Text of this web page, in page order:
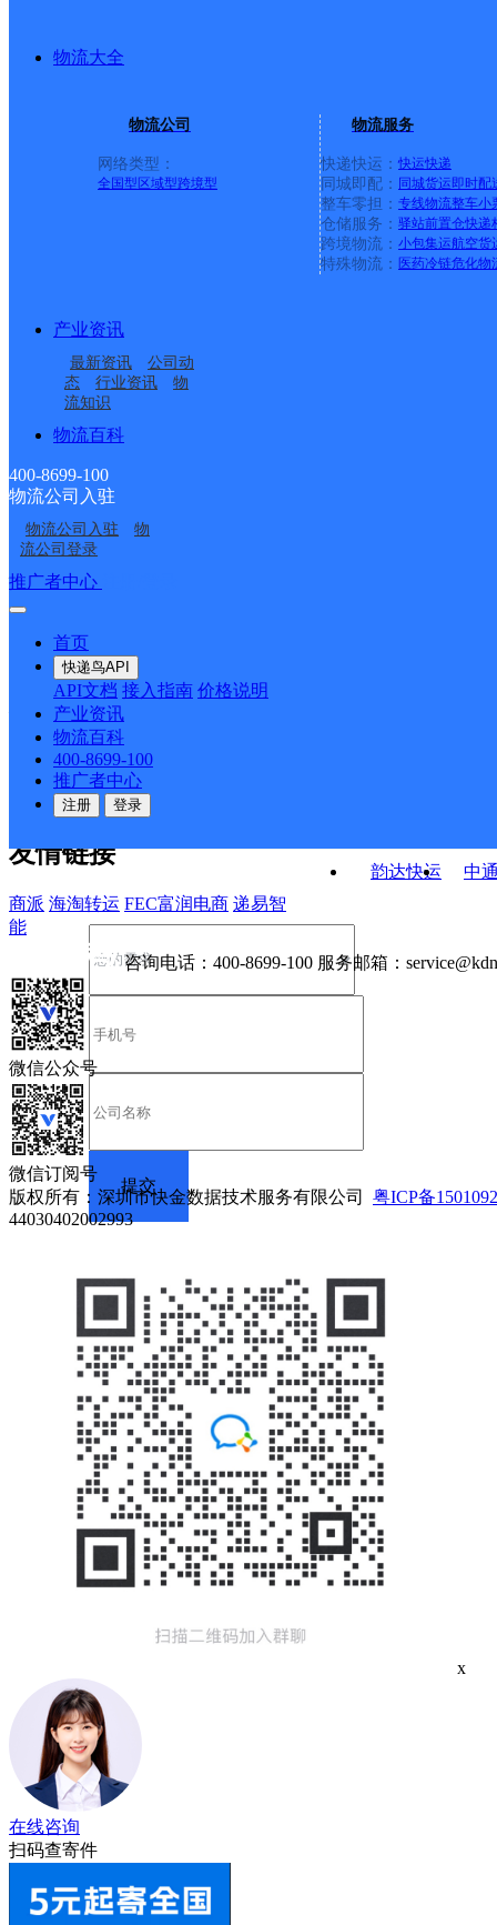
物流大全
物流公司
网络类型：
全国型 区域型跨境型
物流服务
快递快运： 快运快递
同城即配： 同城货运即时配
整车零担： 专线物流整车小
仓储服务： 驿站前置仓快递
跨境物流： 小包集运航空货
特殊物流： 医药冷链危化物
产业资讯
最新资讯
公司动
态
行业资讯
物
流知识
物流百科
400-8699-100
物流公司入驻
物流公司入驻
物
流公司登录
推广者中心
首页
快递鸟API
API文档 接入指南 价格说明
产业资讯
物流百科
400-8699-100
推广者中心
注册 登录
中国邮政集团有限公司新疆维吾尔自治区叶城县
分部
辽宁灯塔市公司铁西便
民寄存点
辽宁灯塔市公司
辽宁灯塔市公司
罗大台邮政支局
西大窑邮政支局
铧西新村邮政支局
韵达快运
中
接口API
API接口 DEMO下载
关于我们
公司介绍 企业动态
合作伙伴 快递鸟接口服务协议
户隐私政策
友情链接
商派 海淘转运 FEC富润电商 递易智
能
咨询电话： 400-8699-100 服务邮箱：
微信公众号
微信订阅号
版权所有：深圳市快金数据技术服务有限公司 粤ICP备
44030402002993
x
在线咨询
扫码查寄件